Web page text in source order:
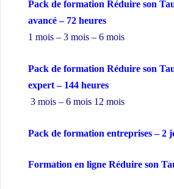
Pack de formation Réduire son
avancé – 72 heures
1 mois – 3 mois – 6 mois
Pack de formation Réduire son
expert – 144 heures
3 mois – 6 mois 12 mois
Pack de formation entreprises– 2
Formation en ligne Réduire son